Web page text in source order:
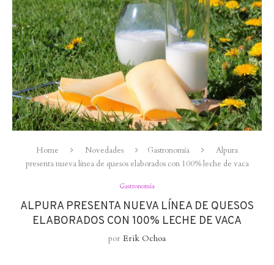
Home Novedades Gastronomía
Alpura
presenta nueva línea de quesos elaborados con 100% leche de vaca
Gastronomía
ALPURA PRESENTA NUEVA LÍNEA DE QUESOS
ELABORADOS CON 100% LECHE DE VACA
por Erik Ochoa